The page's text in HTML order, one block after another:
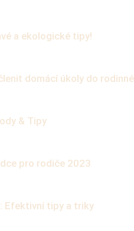
a ekologické tipy!
domácí úkoly do
& Tipy
pro rodiče 2023
Efektivní tipy a triky